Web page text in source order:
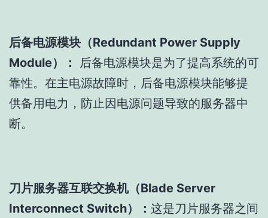
后备电源模块（Redundant Power Supply
Module）：
后备电源模块是为了提高系统的可
靠性。在主电源故障时，后备电源模块能够提
供备用电力，防止因电源问题导致的服务器中
断。
刀片服务器互联交换机（Blade Server
Interconnect Switch）： 这是刀片服务器之间